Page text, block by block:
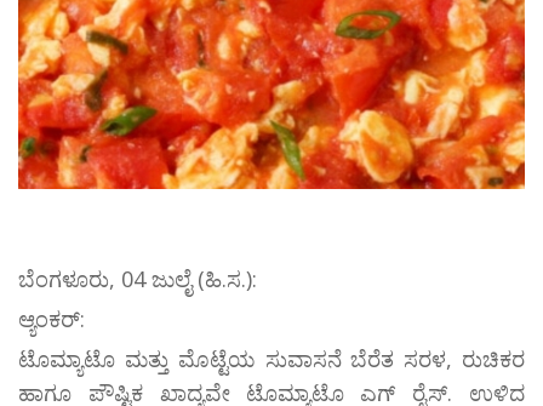
ಬೆಂಗಳೂರು, 04 ಜುಲೈ (ಹಿ.ಸ.):
ಆ್ಯಂಕರ್:
ಟೊಮ್ಯಾಟೊ ಮತ್ತು ಮೊಟ್ಟೆಯ ಸುವಾಸನೆ ಬೆರೆತ ಸರಳ, ರುಚಿಕರ
ಹಾಗೂ ಪೌಷ್ಟಿಕ ಖಾದ್ಯವೇ ಟೊಮ್ಯಾಟೊ ಎಗ್ ರೈಸ್. ಉಳಿದ